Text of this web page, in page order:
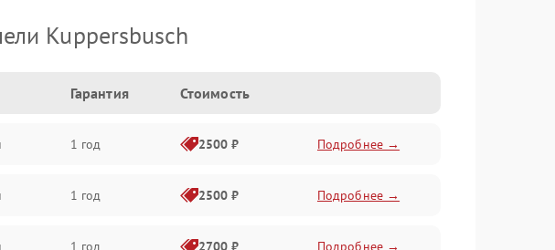
Kuppersbusch
Гарантия Стоимость
1 год 2500 ₽ Подробнее →
1 год 2500 ₽ Подробнее →
1 год 2700 ₽ Подробнее →